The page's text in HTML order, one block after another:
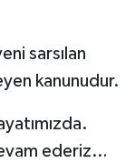
sarsılan
kanunudur.
ederiz…